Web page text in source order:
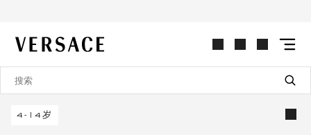
VERSACE | 主页
4-14岁